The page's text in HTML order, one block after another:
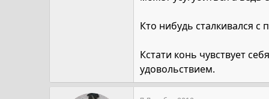
Кто нибудь сталкивался с
Кстати конь чувствует
удовольствием.